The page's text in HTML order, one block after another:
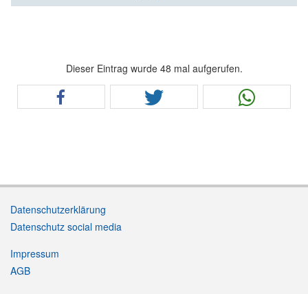
Dieser Eintrag wurde 48 mal aufgerufen.
Datenschutzerklärung
Datenschutz social media
Impressum
AGB